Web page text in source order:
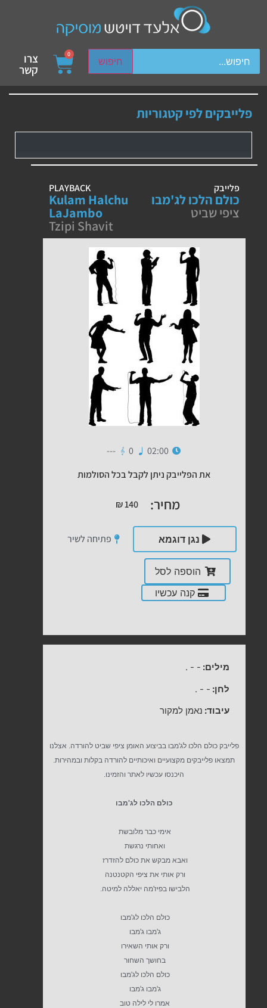
חיפוש
device users, explore by touch or with swipe gestures.
0 צרו
קשר
פלייבקים לפי קטגוריות
פלייבק
כולם הלכו לג'מבו
ציפי שביט
PLAYBACK
Kulam Halchu
LaJambo
Tzipi Shavit
02:00
0
---
את הפלייבק ניתן לקבל בכל הסולמות
מחיר: ₪140
נגן דוגמא פתיחה לשיר
הוספה לסל
קנה עכשיו
מילים: -
-
.
לחן: -
-
.
עיבוד: נאמן למקור
פלייבק כולם הלכו לג'מבו בביצוע האומן ציפי שביט להורדה. אצלנו
תמצאו פלייבקים מקצועיים ואיכותיים להורדה בקלות ובמהירות.
היכנסו עכשיו לאתר והזמינו.
כולם הלכו לג'מבו
אימי כבר מלובשת
ואחותי נרגשת
ואבא מבקש את כולם להזדרז
ורק אותי את ציפי הקטנטנה
הלבישו בפיז'מה יאללה למיטה.
כולם הלכו לג'מבו
ג'מבו ג'מבו
ורק אותי השאירו
בחושך השחור
כולם הלכו לג'מבו
ג'מבו ג'מבו
אמרו לי לילה טוב